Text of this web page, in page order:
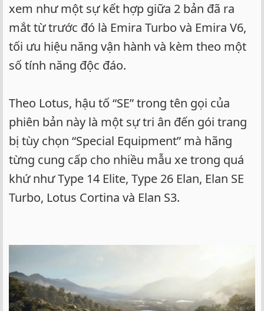
xem như một sự kết hợp giữa 2 bản đã ra
mắt từ trước đó là Emira Turbo và Emira V6,
tối ưu hiệu năng vận hành và kèm theo một
số tính năng độc đáo.
Theo Lotus, hậu tố “SE” trong tên gọi của
phiên bản này là một sự tri ân đến gói trang
bị tùy chọn “Special Equipment” mà hãng
từng cung cấp cho nhiều mẫu xe trong quá
khứ như Type 14 Elite, Type 26 Elan, Elan SE
Turbo, Lotus Cortina và Elan S3.